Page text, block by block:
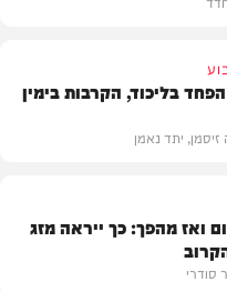
בליכוד, הקרבות בימין
זיסמן, יתד נאמן
ואז מהפך: כך ייראה מזג
סודרי